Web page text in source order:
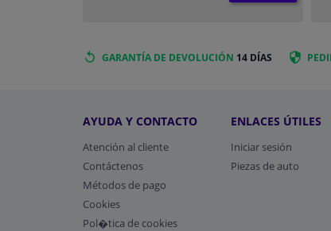
GARANTÍA DE DEVOLUCIÓN 14 DÍAS
AYUDA Y CONTACTO
Atención al cliente
Contáctenos
Métodos de pago
​Cookies
Pol�tica de cookies
ENLACES ÚTILES
Iniciar sesión
Piezas de auto